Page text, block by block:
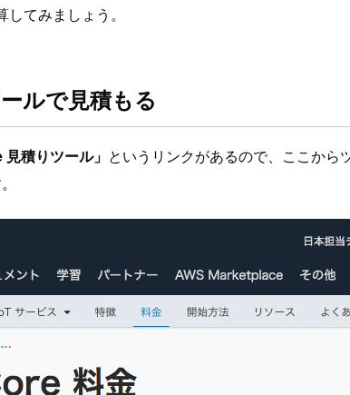
してみましょう。
ルで見積もる
見積りツール」 というリンクがあるので、ここか